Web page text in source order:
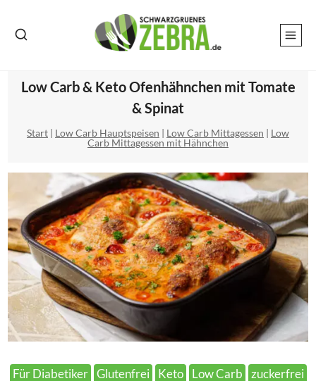
Inhalt
Low Carb & Keto Ofenhähnchen mit Tomate
& Spinat
Start | Low Carb Hauptspeisen | Low Carb Mittagessen | Low
Carb Mittagessen mit Hähnchen
Für Diabetiker Glutenfrei Keto Low Carb zuckerfrei